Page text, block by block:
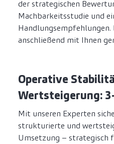
der strategischen
Machbarkeitsstudie und
Handlungsempfehlungen.
anschließend mit Ihnen
Operative
Wertsteigerung:
Mit unseren Experten
strukturierte und
Umsetzung – strategisch